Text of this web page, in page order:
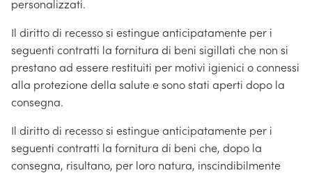
personalizzati.
Il diritto di recesso si estingue anticipatamente per i
seguenti contratti la fornitura di beni sigillati che non si
prestano ad essere restituiti per motivi igienici o connessi
alla protezione della salute e sono stati aperti dopo la
consegna.
Il diritto di recesso si estingue anticipatamente per i
seguenti contratti la fornitura di beni che, dopo la
consegna, risultano, per loro natura, inscindibilmente